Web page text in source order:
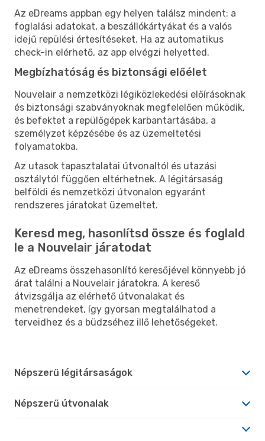
Az eDreams appban egy helyen találsz mindent: a
foglalási adatokat, a beszállókártyákat és a valós
idejű repülési értesítéseket. Ha az automatikus
check-in elérhető, az app elvégzi helyetted.
Megbízhatóság és biztonsági előélet
Nouvelair a nemzetközi légiközlekedési előírásoknak
és biztonsági szabványoknak megfelelően működik,
és befektet a repülőgépek karbantartásába, a
személyzet képzésébe és az üzemeltetési
folyamatokba.
Az utasok tapasztalatai útvonaltól és utazási
osztálytól függően eltérhetnek. A légitársaság
belföldi és nemzetközi útvonalon egyaránt
rendszeres járatokat üzemeltet.
Keresd meg, hasonlítsd össze és foglald
le a Nouvelair járatodat
Az eDreams összehasonlító keresőjével könnyebb jó
árat találni a Nouvelair járatokra. A kereső
átvizsgálja az elérhető útvonalakat és
menetrendeket, így gyorsan megtalálhatod a
terveidhez és a büdzséhez illő lehetőségeket.
Népszerű légitársaságok
Népszerű útvonalak